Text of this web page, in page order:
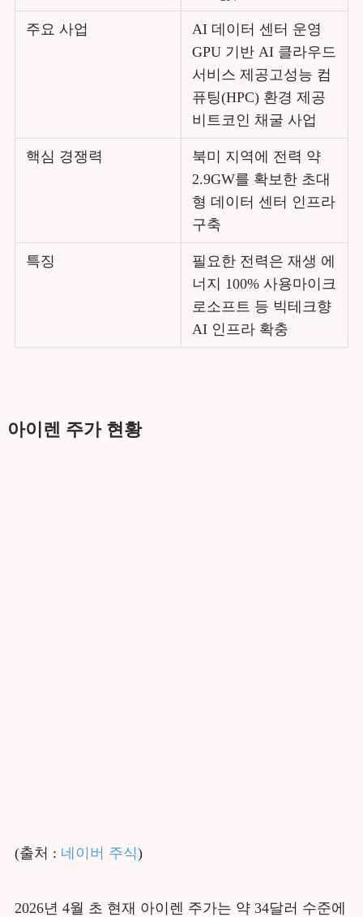
주요 사업
AI 데이터 센터 운영
GPU 기반 AI 클라우드
서비스 제공고성능 컴
퓨팅(HPC) 환경 제공
비트코인 채굴 사업
핵심 경쟁력
북미 지역에 전력 약
2.9GW를 확보한 초대
형 데이터 센터 인프라
구축
특징
필요한 전력은 재생 에
너지 100% 사용마이크
로소프트 등 빅테크향
AI 인프라 확충
아이렌 주가 현황
(출처 : 네이버 주식)
2026년 4월 초 현재 아이렌 주가는 약 34달러 수준에